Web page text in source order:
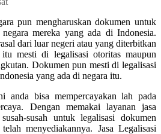
pun mengharuskan dokumen untuk
mereka yang ada di Indonesia.
dari luar negeri atau yang diterbitkan
mesti di legalisasi otoritas maupun
Dokumen pun mesti di legalisasi
yang ada di negara itu.
anda bisa mempercayakan lah pada
Dengan memakai layanan jasa
susah untuk legalisasi dokumen
menyediakannya. Jasa Legalisasi